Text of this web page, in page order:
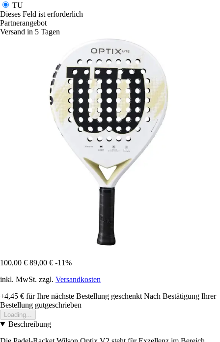
TU
Dieses Feld ist erforderlich
Partnerangebot
Versand in 5 Tagen
100,00 € 89,00 € -11%
inkl. MwSt. zzgl. Versandkosten
+4,45 € für Ihre nächste Bestellung geschenkt Nach Bestätigung Ihrer
Bestellung gutgeschrieben
Loading...
Beschreibung